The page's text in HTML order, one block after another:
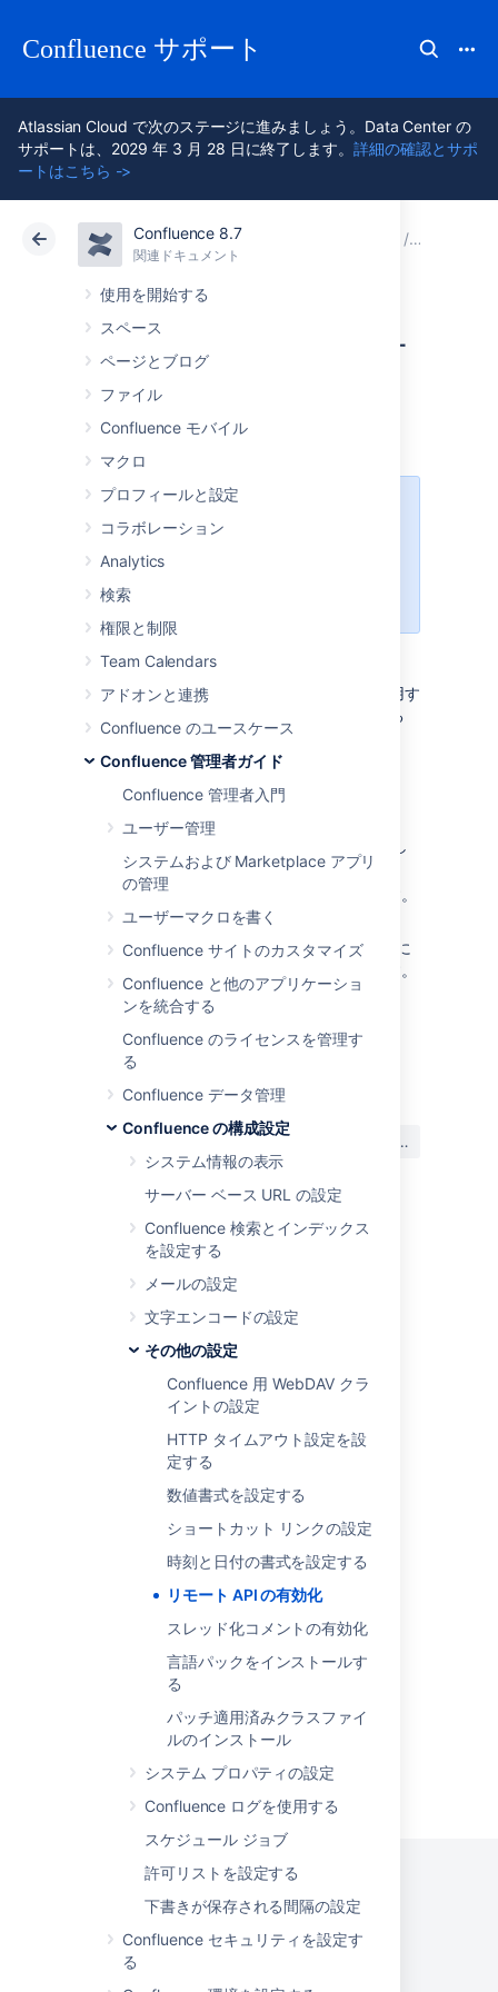
Confluence サポート
Atlassian Cloud で次のステージに進みましょう。Data Center の
サポートは、2029 年 3 月 28 日に終了します。詳細の確認とサポ
ートはこちら ->
Confluence 8.7
関連ドキュメント
使用を開始する
スペース
ページとブログ
ファイル
Confluence モバイル
マクロ
プロフィールと設定
コラボレーション
Analytics
検索
権限と制限
Team Calendars
アドオンと連携
Confluence のユースケース
Confluence 管理者ガイド
Confluence 管理者入門
ユーザー管理
システムおよび Marketplace アプリ
の管理
ユーザーマクロを書く
Confluence サイトのカスタマイズ
Confluence と他のアプリケーショ
ンを統合する
Confluence のライセンスを管理す
る
Confluence データ管理
Confluence の構成設定
システム情報の表示
サーバー ベース URL の設定
Confluence 検索とインデックス
を設定する
メールの設定
文字エンコードの設定
その他の設定
Confluence 用 WebDAV クラ
イントの設定
HTTP タイムアウト設定を設
定する
数値書式を設定する
ショートカット リンクの設定
時刻と日付の書式を設定する
リモート API の有効化
スレッド化コメントの有効化
言語パックをインストールす
る
パッチ適用済みクラスファイ
ルのインストール
システム プロパティの設定
Confluence ログを使用する
スケジュール ジョブ
許可リストを設定する
下書きが保存される間隔の設定
Confluence セキュリティを設定す
る
アトラシアン サポート 関連ドキュメント
クラウド Data Center 8.7
リモート API の有
効化
API は Confluence 5.5 では廃止さ
れました。可能な限り、完全にサポ
XML-RPC および SOAP のリモート API
を使用す
から API を有効化する
必要があります。これを実行するには、
システム管理者権限が必要です。
リモート API の有効化手順
] を選択し
ます。
左側パネルで
をクリックします。
編集をクリックします。
リモート API (XML-RPC & SOAP)の横に
あるチェックボックスをクリックします。
保存 をクリックします。
最終更新日: 2023 年 12 月 7 日
この内容はお役に立ちました
いいえ
関連コンテンツ
Classification Level
API Health
Application Programming Interface or API
Request format
Powered by Confluence Scroll Viewport
プライバシー ポリシー 利用規約 セキュリティ
アトラシアン